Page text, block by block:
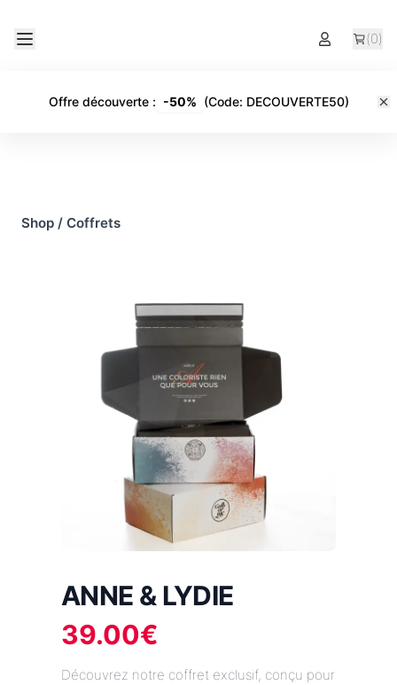
(0)
Offre découverte: -50% (Code: DECOUVERTE50)
Shop / Coffrets
ANNE & LYDIE
39.00€
Découvrez notre coffret exclusif, conçu pour